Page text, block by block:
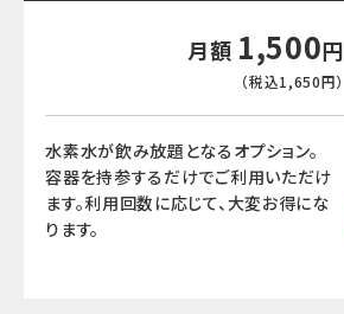
月額 1,500円
（税込1,650円）
水素水が飲み放題となるオプション。
容器を持参するだけでご利用いただけ
ます。利用回数に応じて、大変お得にな
ります。